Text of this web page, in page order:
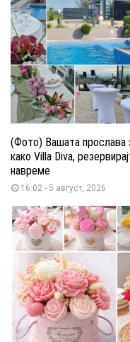
(Фото) Вашата прослава
како Villa Diva,
навреме
16:02 - 5 август, 2026